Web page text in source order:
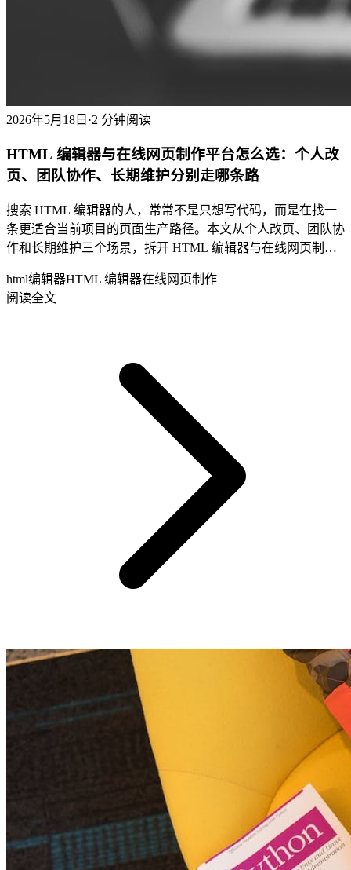
2026年5月18日 ·2 分钟阅读
HTML 编辑器与在线网页制作平台怎么选：个人改
页、团队协作、长期维护分别走哪条路
搜索 HTML 编辑器的人，常常不是只想写代码，而是在找一
条更适合当前项目的页面生产路径。本文从个人改页、团队协
作和长期维护三个场景，拆开 HTML 编辑器与在线网页制作
html编辑器HTML 编辑器在线网页制作
阅读全文